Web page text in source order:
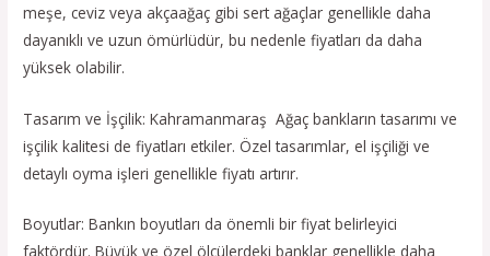
meşe, ceviz veya akçaağaç gibi sert ağaçlar genellikle daha
dayanıklı ve uzun ömürlüdür, bu nedenle fiyatları da daha
yüksek olabilir.
Tasarım ve İşçilik: Kahramanmaraş Ağaç bankların tasarımı ve
işçilik kalitesi de fiyatları etkiler. Özel tasarımlar, el işçiliği ve
detaylı oyma işleri genellikle fiyatı artırır.
Boyutlar: Bankın boyutları da önemli bir fiyat belirleyici
faktördür. Büyük ve özel ölçülerdeki banklar genellikle daha